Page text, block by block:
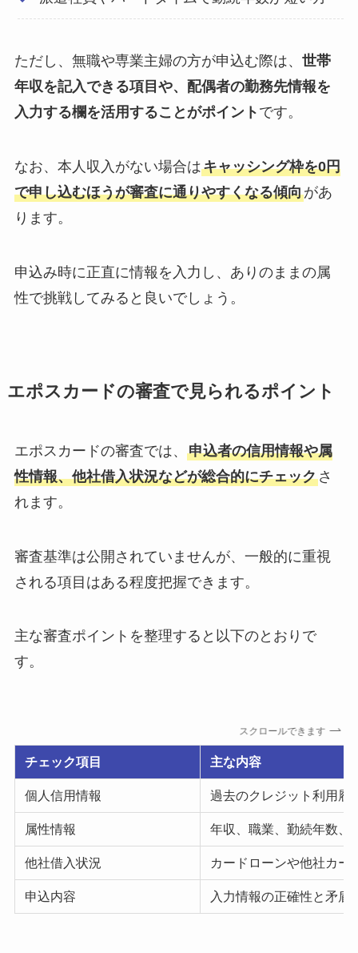
ただし、無職や専業主婦の方が申込む際は、 世帯
年収を記入できる項目や、配偶者の勤務先情報を
入力する欄を活用することがポイント です。
なお、本人収入がない場合はキャッシング枠を0円
で申し込むほうが審査に通りやすくなる傾向があ
ります。
申込み時に正直に情報を入力し、ありのままの属
性で挑戦してみると良いでしょう。
エポスカードの審査で見られるポイント
エポスカードの審査では、 申込者の信用情報や属
性情報、他社借入状況などが総合的にチェックさ
れます。
審査基準は公開されていませんが、一般的に重視
される項目はある程度把握できます。
主な審査ポイントを整理すると以下のとおりで
す。
スクロールできます
チェック項目 主な内容
個人信用情報 過去のクレジット利用履
属性情報 年収、職業、勤続年数、
他社借入状況 カードローンや他社カー
申込内容 入力情報の正確性と矛盾